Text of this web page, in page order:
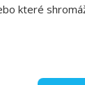
které